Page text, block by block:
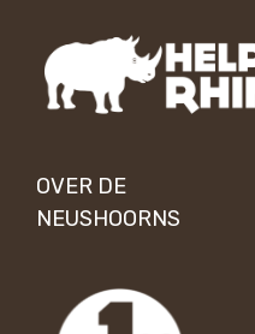
OVER DE
NEUSHOORNS